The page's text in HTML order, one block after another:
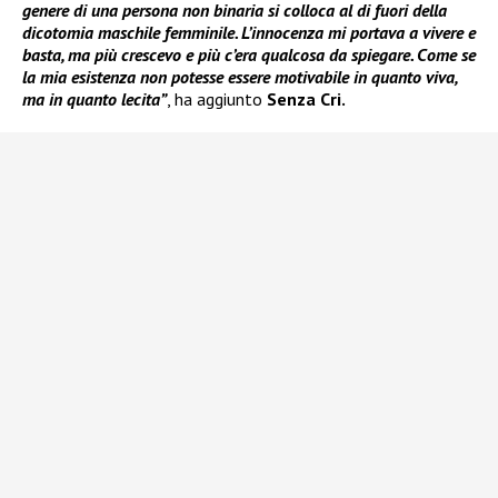
genere di una persona non binaria si colloca al di fuori della
dicotomia maschile femminile. L’innocenza mi portava a vivere e
basta, ma più crescevo e più c’era qualcosa da spiegare. Come se
la mia esistenza non potesse essere motivabile in quanto viva,
ma in quanto lecita”, ha aggiunto Senza Cri.